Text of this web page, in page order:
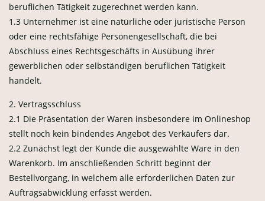
beruflichen Tätigkeit zugerechnet werden kann.
1.3 Unternehmer ist eine natürliche oder juristische Person
oder eine rechtsfähige Personengesellschaft, die bei
Abschluss eines Rechtsgeschäfts in Ausübung ihrer
gewerblichen oder selbständigen beruflichen Tätigkeit
handelt.
2. Vertragsschluss
2.1 Die Präsentation der Waren insbesondere im Onlineshop
stellt noch kein bindendes Angebot des Verkäufers dar.
2.2 Zunächst legt der Kunde die ausgewählte Ware in den
Warenkorb. Im anschließenden Schritt beginnt der
Bestellvorgang, in welchem alle erforderlichen Daten zur
Auftragsabwicklung erfasst werden.